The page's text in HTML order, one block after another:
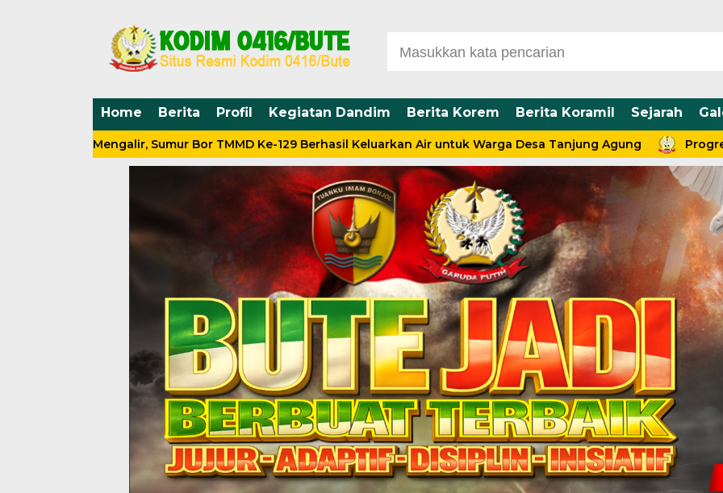
Home Berita Profil Kegiatan Dandim Berita Korem Berita Koramil Sejarah
Mengalir, Sumur Bor TMMD Ke-129 Berhasil Keluarkan Air untuk Warga Desa Tanjung Agung Progres RTLH